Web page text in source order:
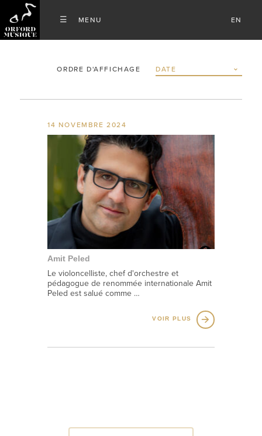
EN
ORDRE D'AFFICHAGE
14 NOVEMBRE 2024
Amit Peled
Le violoncelliste, chef d'orchestre et
pédagogue de renommée internationale Amit
Peled est salué comme …
VOIR PLUS